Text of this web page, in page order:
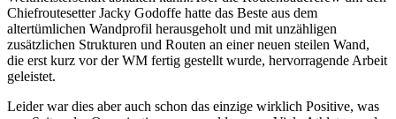
Chiefroutesetter Jacky Godoffe hatte das Beste aus dem
altertümlichen Wandprofil herausgeholt und mit unzähligen
zusätzlichen Strukturen und Routen an einer neuen steilen Wand,
die erst kurz vor der WM fertig gestellt wurde, hervorragende Arbeit
geleistet.
Leider war dies aber auch schon das einzige wirklich Positive, was